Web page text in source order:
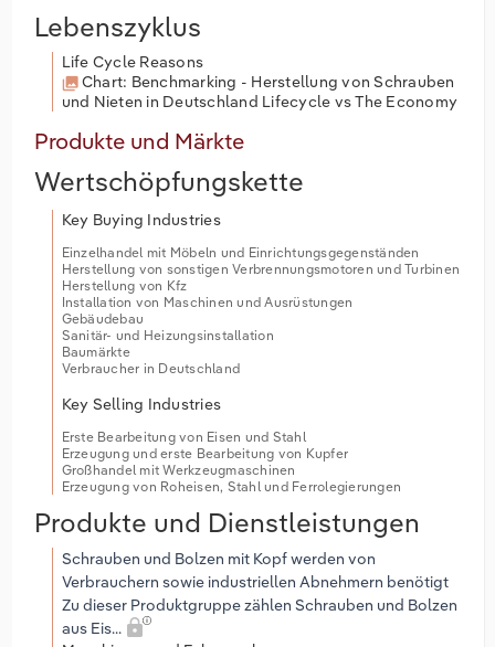
Lebenszyklus
Life Cycle Reasons
Chart: Benchmarking - Herstellung von Schrauben
und Nieten in Deutschland Lifecycle vs The Economy
Produkte und Märkte
Wertschöpfungskette
Key Buying Industries
Einzelhandel mit Möbeln und Einrichtungsgegenständen
Herstellung von sonstigen Verbrennungsmotoren und Turbinen
Herstellung von Kfz
Installation von Maschinen und Ausrüstungen
Gebäudebau
Sanitär- und Heizungsinstallation
Baumärkte
Verbraucher in Deutschland
Key Selling Industries
Erste Bearbeitung von Eisen und Stahl
Erzeugung und erste Bearbeitung von Kupfer
Großhandel mit Werkzeugmaschinen
Erzeugung von Roheisen, Stahl und Ferrolegierungen
Produkte und Dienstleistungen
Schrauben und Bolzen mit Kopf werden von
Verbrauchern sowie industriellen Abnehmern benötigt
Zu dieser Produktgruppe zählen Schrauben und Bolzen
aus Eis...